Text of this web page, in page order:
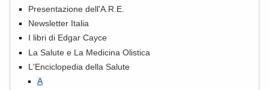
Presentazione dell'A.R.E.
Newsletter Italia
I libri di Edgar Cayce
La Salute e La Medicina Olistica
L'Enciclopedia della Salute
A